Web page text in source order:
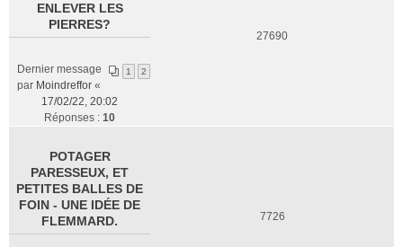
ENLEVER LES
PIERRES?
1 2
Dernier message
par Moindreffor «
17/02/22, 20:02
Réponses : 10
27690
POTAGER
PARESSEUX, ET
PETITES BALLES DE
FOIN - UNE IDÉE DE
FLEMMARD.
7726